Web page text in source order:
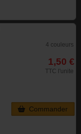
4 couleurs
1,50 €
TTC l'unite
Commander